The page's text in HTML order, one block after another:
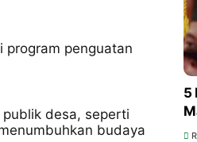
program penguatan
desa, seperti
budaya
5